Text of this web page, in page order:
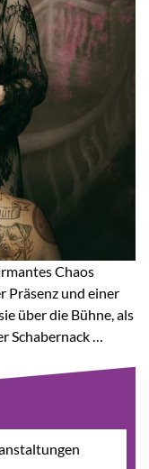
Chaos
Präsenz und einer
über die Bühne, als
Schabernack …